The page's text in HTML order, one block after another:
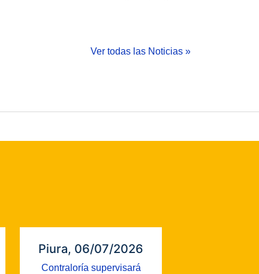
Ver todas las Noticias »
Piura, 06/07/2026
Contraloría supervisará